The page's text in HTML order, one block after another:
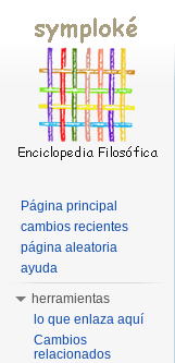
Página principal
cambios recientes
página aleatoria
ayuda
herramientas
lo que enlaza aquí
Cambios
relacionados